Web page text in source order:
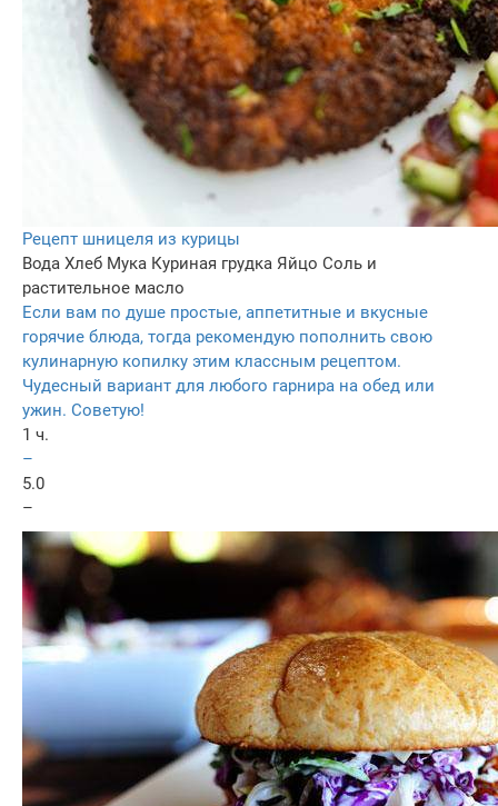
Рецепт шницеля из курицы
Вода Хлеб Мука Куриная грудка Яйцо Соль и
растительное масло
Если вам по душе простые, аппетитные и вкусные
горячие блюда, тогда рекомендую пополнить свою
кулинарную копилку этим классным рецептом.
Чудесный вариант для любого гарнира на обед или
ужин. Советую!
1 ч.
–
5.0
–